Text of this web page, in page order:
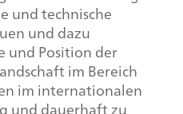
und technische
und dazu
und Position der
im Bereich
im internationalen
und dauerhaft zu